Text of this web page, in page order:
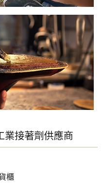
業接著劑供應商
櫃